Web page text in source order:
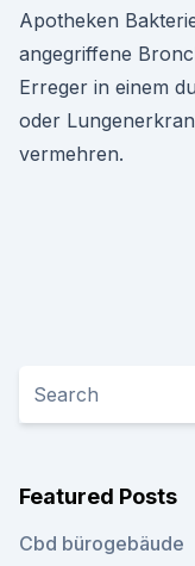
Apotheken
angegriffene
Erreger in einem
oder
vermehren.
Featured Posts
Cbd bürogebäude